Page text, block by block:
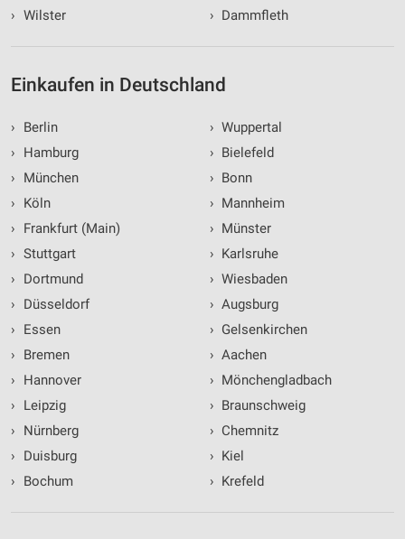
› Wilster
› Dammfleth
Einkaufen in Deutschland
›
Berlin
›
Hamburg
›
München
›
Köln
›
Frankfurt (Main)
› Stuttgart
›
Dortmund
›
Düsseldorf
›
Essen
›
Bremen
›
Hannover
›
Leipzig
›
Nürnberg
›
Duisburg
›
Bochum
› Wuppertal
› Bielefeld
› Bonn
› Mannheim
› Münster
› Karlsruhe
› Wiesbaden
› Augsburg
› Gelsenkirchen
› Aachen
› Mönchengladbach
› Braunschweig
› Chemnitz
› Kiel
› Krefeld